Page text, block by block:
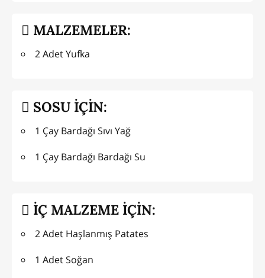
MALZEMELER:
2 Adet Yufka
SOSU İÇİN:
1 Çay Bardağı Sıvı Yağ
1 Çay Bardağı Bardağı Su
İÇ MALZEME İÇİN:
2 Adet Haşlanmış Patates
1 Adet Soğan